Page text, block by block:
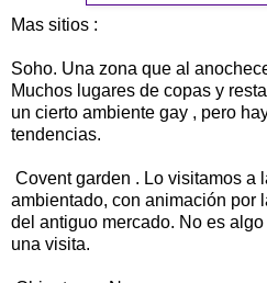
Mas sitios :
Soho. Una zona que al
Muchos lugares de copas y
un cierto ambiente gay , pero
tendencias.
Covent garden . Lo visitamos a
ambientado, con animación por
del antiguo mercado. No es
una visita.